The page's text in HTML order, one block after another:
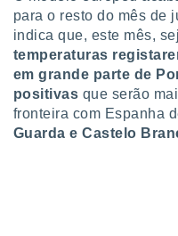
e
como a
este sitio
IP e
de
para o resto do mês de
indica que, este mês,
temperaturas
em grande parte de
positivas que serão
fronteira com Espanha
Guarda e Castelo